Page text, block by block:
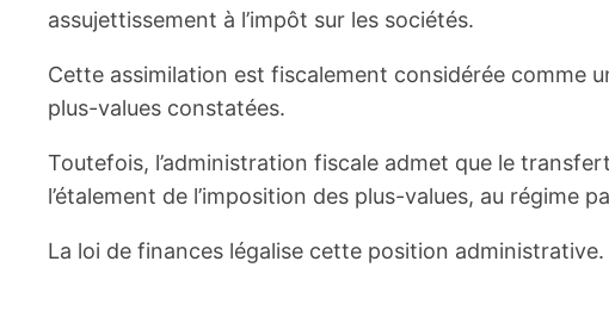
assujettissement à l’impôt sur les sociétés.
Cette assimilation est fiscalement considérée comme
plus-values constatées.
Toutefois, l’administration fiscale admet que le
l’étalement de l’imposition des plus-values, au
La loi de finances légalise cette position administrative.